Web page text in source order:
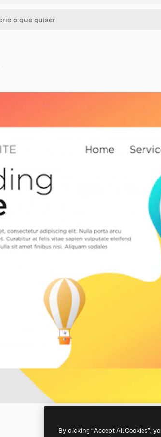
By clicking “Accept All Cookies”,